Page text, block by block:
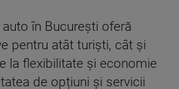
în București oferă
pentru atât turiști, cât și
la flexibilitate și economie
de opțiuni și servicii